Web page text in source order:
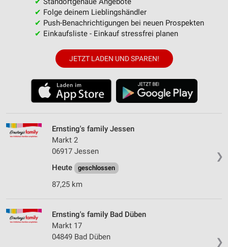
✔ Folge deinem Lieblingshändler
✔ Push-Benachrichtigungen bei neuen Prospekten
✔ Einkaufsliste - Einkauf stressfrei planen
JETZT LADEN UND SPAREN!
❯
Ernsting's family Jessen
Markt 2
06917 Jessen
Heute
geschlossen
87,25 km
❯
Ernsting's family Bad Düben
Markt 17
04849 Bad Düben